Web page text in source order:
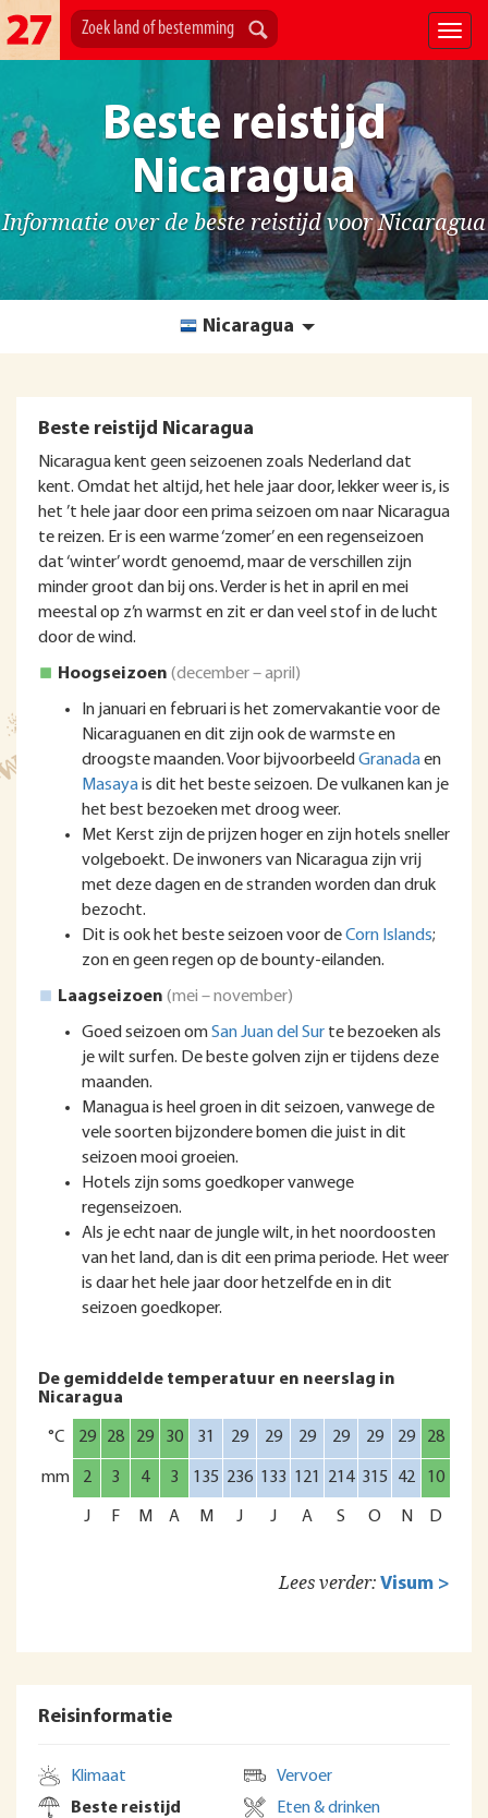
Beste reistijd
Nicaragua
Informatie over de beste reistijd voor Nicaragua
Nicaragua
Beste reistijd Nicaragua
Nicaragua kent geen seizoenen zoals Nederland dat
kent. Omdat het altijd, het hele jaar door, lekker weer is, is
het ’t hele jaar door een prima seizoen om naar Nicaragua
te reizen. Er is een warme ‘zomer’ en een regenseizoen
dat ‘winter’ wordt genoemd, maar de verschillen zijn
minder groot dan bij ons. Verder is het in april en mei
meestal op z’n warmst en zit er dan veel stof in de lucht
door de wind.
Hoogseizoen (december – april)
In januari en februari is het zomervakantie voor de
Nicaraguanen en dit zijn ook de warmste en
droogste maanden. Voor bijvoorbeeld Granadaen
Masayais dit het beste seizoen. De vulkanen kan je
het best bezoeken met droog weer.
Met Kerst zijn de prijzen hoger en zijn hotels sneller
volgeboekt. De inwoners van Nicaragua zijn vrij
met deze dagen en de stranden worden dan druk
bezocht.
Dit is ook het beste seizoen voor deCorn Islands;
zon en geen regen op de bounty-eilanden.
Laagseizoen (mei – november)
Goed seizoen omSan Juan del Sur te bezoeken als
je wilt surfen. De beste golven zijn er tijdens deze
maanden.
Managua is heel groen in dit seizoen, vanwege de
vele soorten bijzondere bomen die juist in dit
seizoen mooi groeien.
Hotels zijn soms goedkoper vanwege
regenseizoen.
Als je echt naar de jungle wilt, in het noordoosten
van het land, dan is dit een prima periode. Het weer
is daar het hele jaar door hetzelfde en in dit
seizoen goedkoper.
De gemiddelde temperatuur en neerslag in
Nicaragua
°C 29 28 29 30 31 29 29 29 29 29 29 28
mm 2 3 4 3 135 236 133 121 214 315 42 10
J F M A M J J A S O N D
Lees verder: Visum >
Reisinformatie
Klimaat
Beste reistijd
Vervoer
Eten & drinken